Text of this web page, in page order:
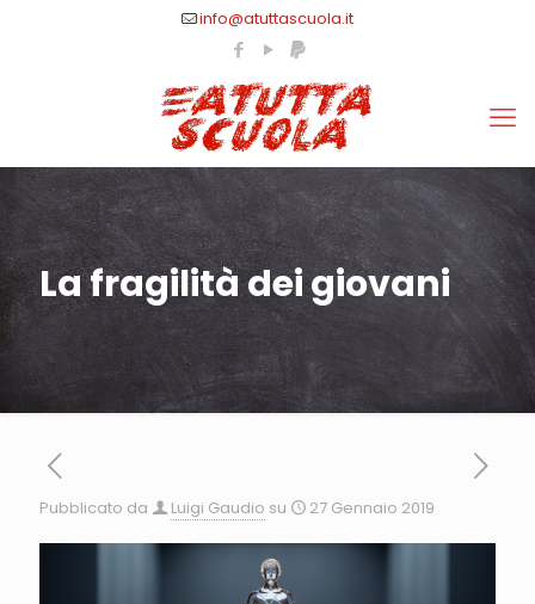
info@atuttascuola.it
La fragilità dei giovani
Pubblicato da Luigi Gaudio su 27 Gennaio 2019